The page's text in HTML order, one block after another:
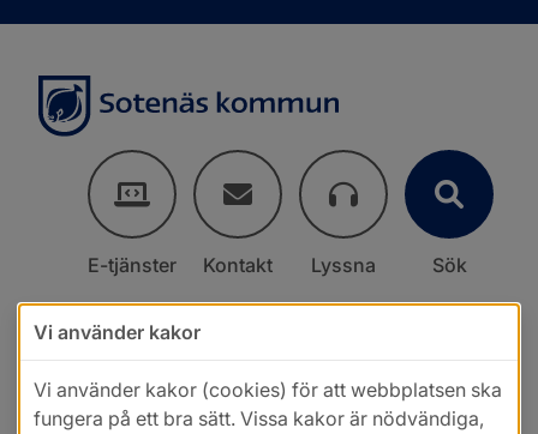
E-tjänster Kontakt Lyssna Sök
Vi använder kakor
Vi använder kakor (cookies) för att webbplatsen ska
fungera på ett bra sätt. Vissa kakor är nödvändiga,